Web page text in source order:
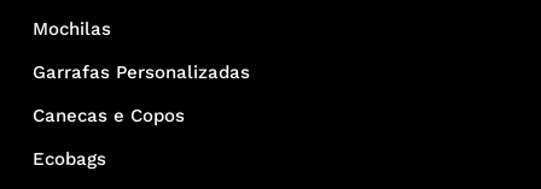
Mochilas
Garrafas Personalizadas
Canecas e Copos
Ecobags